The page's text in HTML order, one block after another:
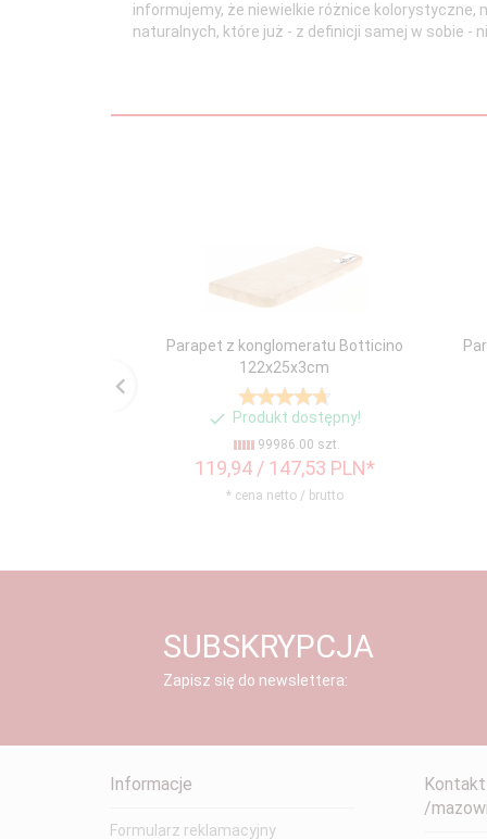
informujemy, że niewielkie różnice
naturalnych, które już - z definicji samej w sobie -
Parapet z konglomeratu Botticino
122x25x3cm
Produkt dostępny!
99986.00 szt.
119,94 / 147,53 PLN*
* cena netto / brutto
SUBSKRYPCJA
Zapisz się do newslettera:
Informacje
Formularz reklamacyjny
/